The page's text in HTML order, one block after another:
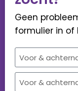
Geen
formulier in of